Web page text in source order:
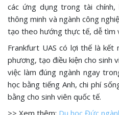
các ứng dụng trong tài
thông minh và ngành công
tạo theo hướng thực tế, dễ tìm
Frankfurt UAS có lợi thế là kết
phương, tạo điều kiện cho sinh
việc làm đúng ngành ngay
học bằng tiếng Anh, chi phí
bằng cho sinh viên quốc tế.
>> Xem thêm: Du học Đức